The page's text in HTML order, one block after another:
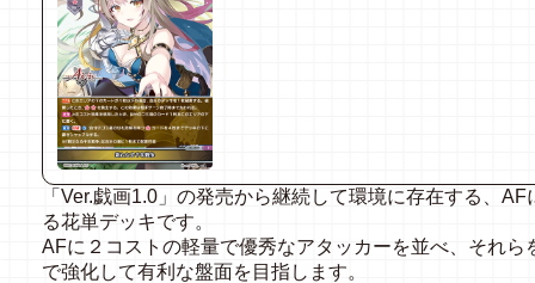
「Ver.戯画1.0」の発売から継続して環境に存在する、
る花単デッキです。
AFに２コストの軽量で優秀なアタッカーを並べ、それ
で強化して有利な盤面を目指します。